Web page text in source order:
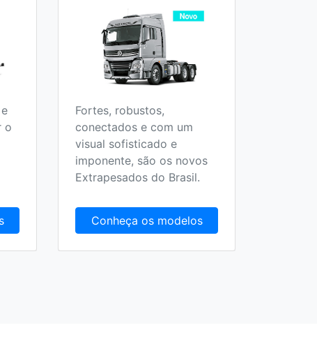
o
Fortes, robustos,
conectados e com um
visual sofisticado e
imponente, são os novos
Extrapesados do Brasil.
Conheça os modelos